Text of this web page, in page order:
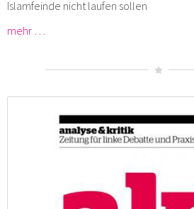
Islamfeinde nicht laufen sollen
mehr …